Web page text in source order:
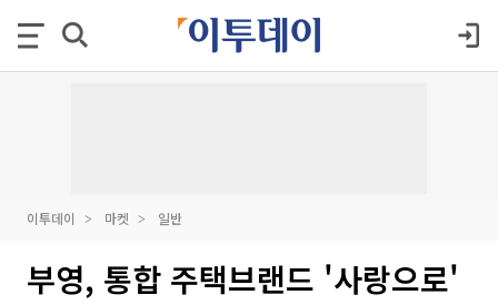
이투데이 마켓 일반
부영, 통합 주택브랜드 '사랑으로'